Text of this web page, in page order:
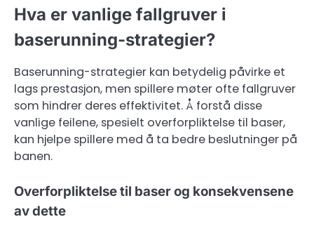
Hva er vanlige fallgruver i
baserunning-strategier?
Baserunning-strategier kan betydelig påvirke et
lags prestasjon, men spillere møter ofte fallgruver
som hindrer deres effektivitet. Å forstå disse
vanlige feilene, spesielt overforpliktelse til baser,
kan hjelpe spillere med å ta bedre beslutninger på
banen.
Overforpliktelse til baser og konsekvensene
av dette